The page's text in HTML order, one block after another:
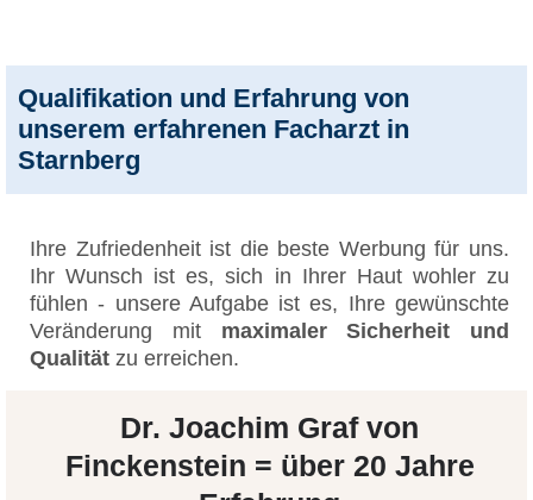
Qualifikation und Erfahrung von
unserem erfahrenen Facharzt in
Starnberg
Ihre Zufriedenheit ist die beste Werbung für uns.
Ihr Wunsch ist es, sich in Ihrer Haut wohler zu
fühlen - unsere Aufgabe ist es, Ihre gewünschte
Veränderung mit maximaler Sicherheit und
Qualität zu erreichen.
Dr. Joachim Graf von
Finckenstein = über 20 Jahre